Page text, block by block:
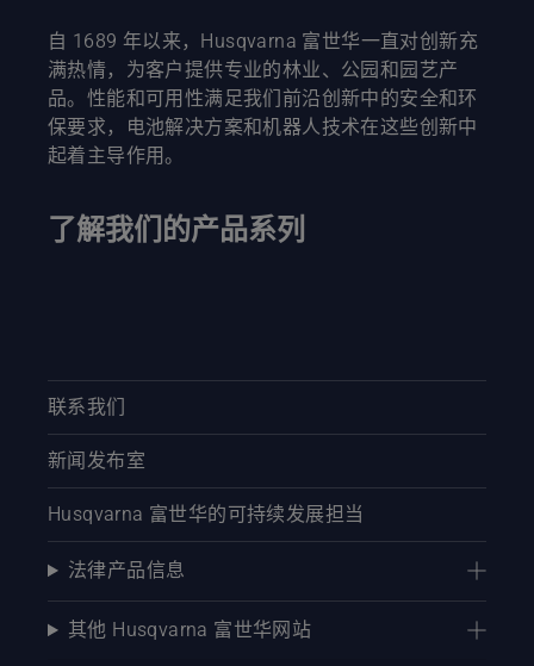
保锯链制
动器已关
闭。在离
树干几厘
米的地方
果有油则
表示润滑
自 1689 年以来，Husqvarna 富世华一直对创新充
满热情，为客户提供专业的林业、公园和园艺产
品。性能和可用性满足我们前沿创新中的安全和环
保要求，电池解决方案和机器人技术在这些创新中
起着主导作用。
了解我们的产品系列
联系我们
新闻发布室
Husqvarna 富世华的可持续发展担当
法律产品信息
其他 Husqvarna 富世华网站